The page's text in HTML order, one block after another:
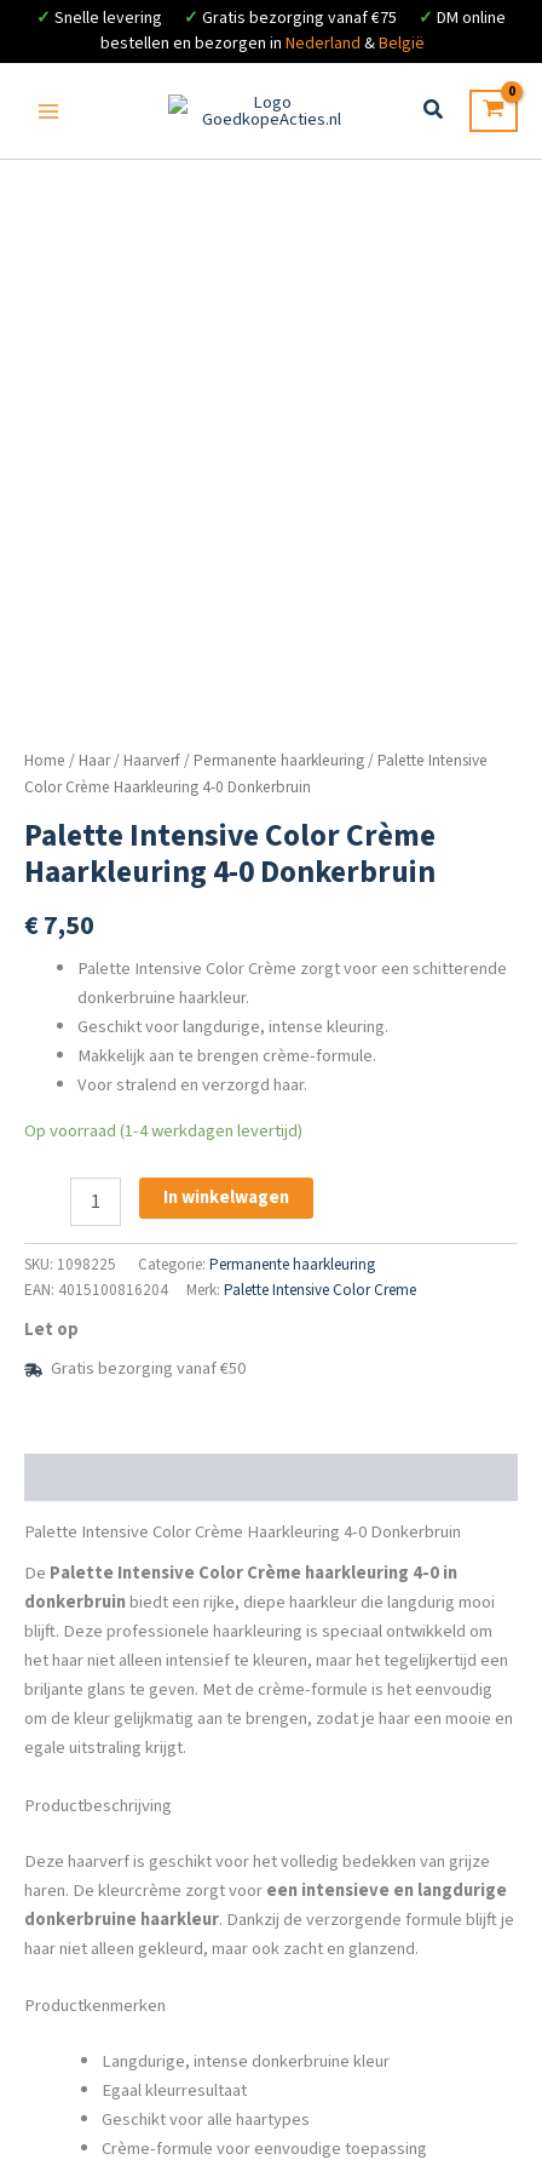
✓ Snelle levering ✓ Gratis bezorging vanaf €75 ✓ DM online
bestellen en bezorgen in Nederland &België
inhoud
Home / Haar/ Haarverf/ Permanente haarkleuring/ Palette Intensive
Color Crème Haarkleuring 4-0 Donkerbruin
Palette Intensive Color Crème
Haarkleuring 4-0 Donkerbruin
€7,50
Palette Intensive Color Crème zorgt voor een schitterende
donkerbruine haarkleur.
Geschikt voor langdurige, intense kleuring.
Makkelijk aan te brengen crème-formule.
Voor stralend en verzorgd haar.
Op voorraad (1-4 werkdagen levertijd)
Crème
Haarkleuring
0
Donkerbruin
aantal
In winkelwagen
SKU: 1098225 Categorie: Permanente haarkleuring
EAN: 4015100816204
Merk: Palette Intensive Color Creme
Let op
Gratis bezorging vanaf €50
Palette Intensive Color Crème Haarkleuring 4-0 Donkerbruin
De Palette Intensive Color Crème haarkleuring 4-0 in
donkerbruinbiedt een rijke, diepe haarkleur die langdurig mooi
blijft. Deze professionele haarkleuring is speciaal ontwikkeld om
het haar niet alleen intensief te kleuren, maar het tegelijkertijd een
briljante glans te geven. Met de crème-formule is het eenvoudig
om de kleur gelijkmatig aan te brengen, zodat je haar een mooie en
egale uitstraling krijgt.
Productbeschrijving
Deze haarverf is geschikt voor het volledig bedekken van grijze
haren. De kleurcrème zorgt vooreen intensieve en langdurige
donkerbruine haarkleur. Dankzij de verzorgende formule blijft je
haar niet alleen gekleurd, maar ook zacht en glanzend.
Productkenmerken
Langdurige, intense donkerbruine kleur
Egaal kleurresultaat
Geschikt voor alle haartypes
Crème-formule voor eenvoudige toepassing